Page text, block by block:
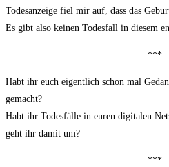
Todesanzeige fiel mir auf, dass das
Es gibt also keinen Todesfall in diesem
***
Habt ihr euch eigentlich schon mal
gemacht?
Habt ihr Todesfälle in euren digitalen
geht ihr damit um?
***